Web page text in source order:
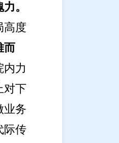
。
高度
而
内力
对下
业务
际传